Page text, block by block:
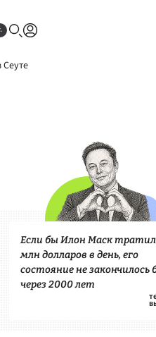
Сеуте
Если бы Илон Маск тратил
млн долларов в день, его
состояние не закончилось
через 2000 лет